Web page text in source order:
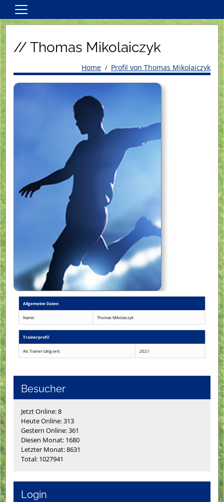
Kontakt
Damen
Vereinsinformationen
Vereinskalender
// Thomas Mikolaiczyk
Home Profil von Thomas Mikolaiczyk
Allgemeine Daten
Name: Thomas Mikolaiczyk
Trainerprofil
Als Trainer tätig seit: 2021
Besucher
Jetzt Online: 8
Heute Online: 313
Gestern Online: 361
Diesen Monat: 1680
Letzter Monat: 8631
Total: 1027941
Login